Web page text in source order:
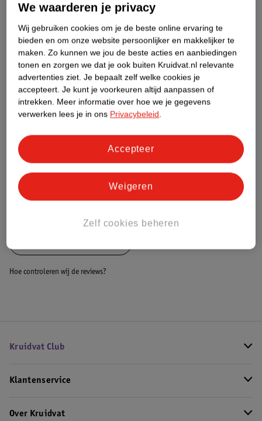
Productinformatie
Etiketinformatie
Nature Impact Score
Dit product heeft (nog) geen Nature
Impact Score.
Bestel & Bezorginformatie
Hoe controleren wij de reviews?
Kruidvat Club
Klantenservice
Over Kruidvat
We waarderen je privacy
Wij gebruiken cookies om je de beste online ervaring te
bieden en om onze website persoonlijker en makkelijker te
maken. Zo kunnen we jou de beste acties en aanbiedingen
tonen en zorgen we dat je ook buiten Kruidvat.nl relevante
advertenties ziet. Je bepaalt zelf welke cookies je
accepteert. Je kunt je voorkeuren altijd aanpassen of
intrekken. Meer informatie over hoe we je gegevens
verwerken lees je in ons Privacybeleid.
Zelf cookies beheren
Weigeren
Accepteer